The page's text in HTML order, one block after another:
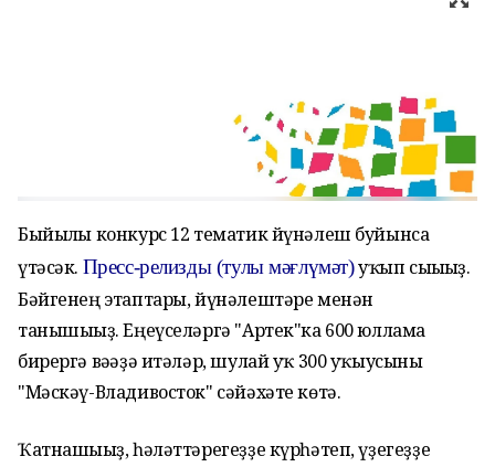
Быйылғы конкурс 12 тематик йүнәлеш буйынса
үтәсәк. Пресс-релизды(тулымәғлүмәт)уҡып сығығыҙ.
Бәйгенең этаптары, йүнәлештәре менән
танышығыҙ. Еңеүселәргә "Артек"ка 600 юллама
бирергә вәғәҙә итәләр, шулай уҡ 300 уҡыусыны
"Мәскәү-Владивосток" сәйәхәте көтә.
Ҡатнашығыҙ, һәләттәрегеҙҙе күрһәтеп, үҙегеҙҙе